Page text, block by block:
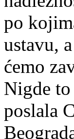
po
ustavu,
ćemo
Nigde
poslala